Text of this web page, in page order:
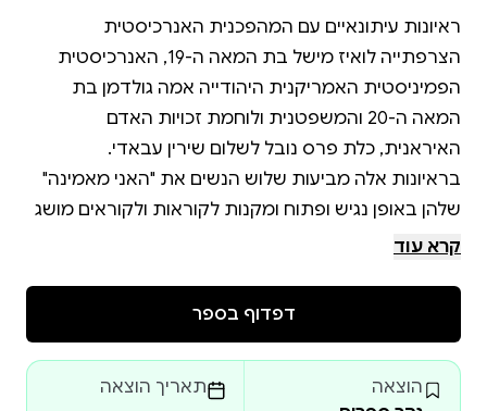
ראיונות עיתונאיים עם המהפכנית האנרכיסטית
הצרפתייה לואיז מישל בת המאה ה-19, האנרכיסטית
הפמיניסטית האמריקנית היהודייה אמה גולדמן בת
המאה ה-20 והמשפטנית ולוחמת זכויות האדם
בראיונות אלה מביעות שלוש הנשים את "האני מאמינה"
שלהן באופן נגיש ופתוח ומקנות לקוראות ולקוראים מושג
ותחושה על מאבקן למען שחרור האדם – נשים וגברים
הוגלתה לקלדוניה החדשה. לאחר שובה לפריז המשיכה
קרא עוד
דפדוף בספר
הוצאה
תאריך הוצאה